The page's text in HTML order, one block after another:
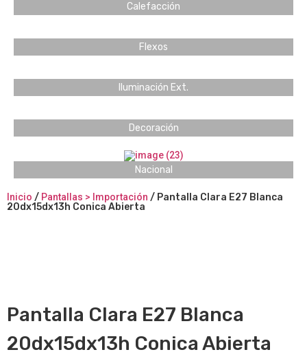
Calefacción
Flexos
Iluminación Ext.
Decoración
Nacional
Inicio / Pantallas > Importación / Pantalla Clara E27 Blanca
20dx15dx13h Conica Abierta
Pantalla Clara E27 Blanca
20dx15dx13h Conica Abierta